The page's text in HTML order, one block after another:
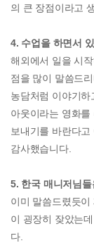
의 큰 장점이라고
4. 수업을 하면서
해외에서 일을 시
점을 많이 말씀드
농담처럼 이야기
아웃이라는 영화
보내기를 바란다
감사했습니다.
5. 한국 매니저님
이미 말씀드렸듯
이 굉장히 잦았는
다.